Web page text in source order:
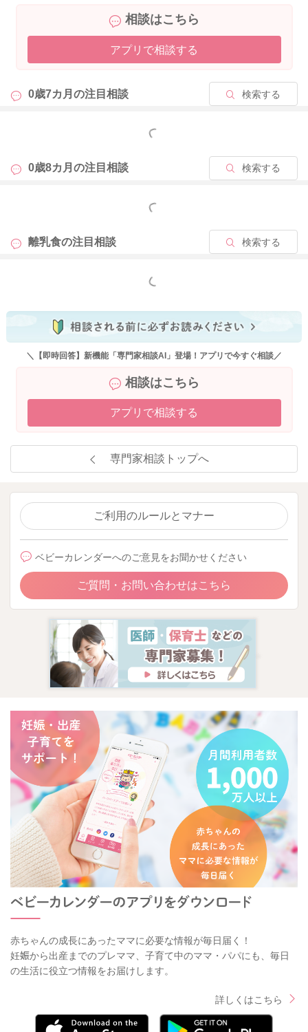
今後は、卵がすべてつかるようなお湯の量で茹でていただくと
安心です。途中で減ってしまう場合は、お湯をプラスして常に
つかるようにすると良いと思います。
中心部の水っぽいところですが、卵黄中心部には「ラテブラ」
と呼ばれる部分があります。ラテブラの直径は約６ｍｍあり、
の中心部に位置していることから熱も伝わりにくいため、ゆで
しっかりと加熱されているものであればお子様に与えても問題
ないですが、気になったり、生っぽさが残る場合は、取り除い
相談はこちら
アプリで相談する
0歳7カ月の注目相談 検索する
もっと見る
0歳8カ月の注目相談 検索する
もっと見る
離乳食の注目相談 検索する
もっと見る
＼【即時回答】新機能「専門家相談AI」登場！アプリで今すぐ相談／
相談はこちら
アプリで相談する
専門家相談トップへ
ご利用のルールとマナー
ベビーカレンダーへのご意見をお聞かせください
ご質問・お問い合わせはこちら
赤ちゃんの成長にあったママに必要な情報が毎日届く！
妊娠から出産までのプレママ、子育て中のママ・パパにも、毎日
の生活に役立つ情報をお届けします。
詳しくはこちら